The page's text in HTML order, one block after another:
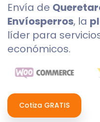
Envía de
Envíosperros, la
líder para
económicos.
Cotiza GRATIS